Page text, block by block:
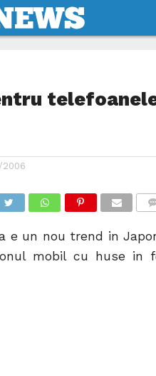
2006
e un nou trend in
mobil cu huse in